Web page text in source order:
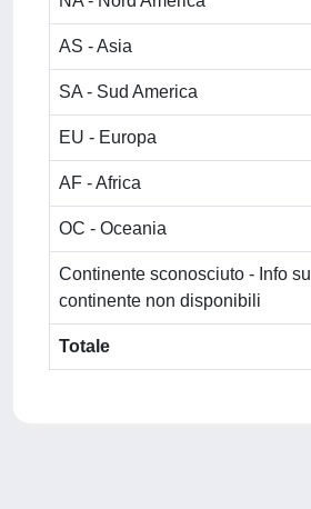
AS - Asia
SA - Sud America
EU - Europa
AF - Africa
OC - Oceania
Continente sconosciuto - Info sul
continente non disponibili
Totale